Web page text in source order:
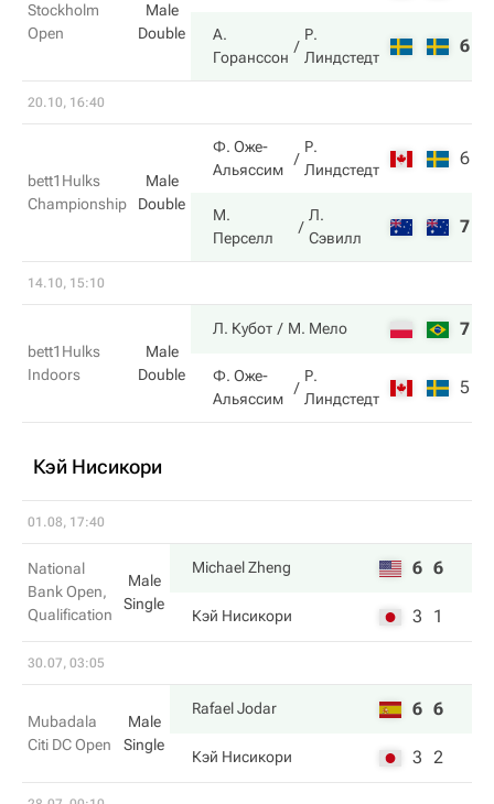
Stockholm
Open
Male
Double
А.
Горанссон
Р.
Линдстедт
6
20.10, 16:40
bett1Hulks
Championship
Male
Double
Ф. Оже-
Альяссим
Р.
Линдстедт
6
М.
Перселл
Л.
Сэвилл
7
14.10, 15:10
bett1Hulks
Indoors
Male
Double
Л. Кубот М. Мело 7
Ф. Оже-
Альяссим
Р.
Линдстедт
5
Кэй Нисикори
01.08, 17:40
National
Bank Open,
Qualification
Male
Single
Michael Zheng 6 6
Кэй Нисикори 3 1
30.07, 03:05
Mubadala
Citi DC Open
Male
Single
Rafael Jodar 6 6
Кэй Нисикори 3 2